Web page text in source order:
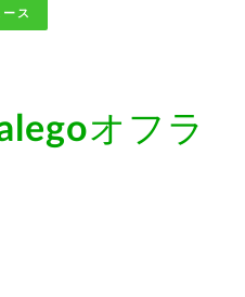
ス
オフラ